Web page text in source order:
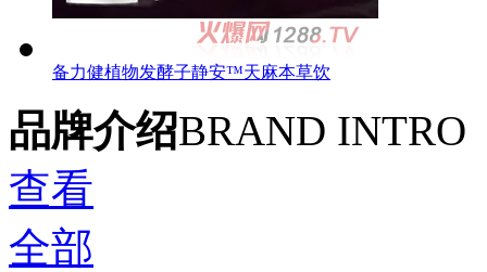
备力健植物发酵子静安™天麻本草饮
品牌介绍BRAND INTRO
查看
全部